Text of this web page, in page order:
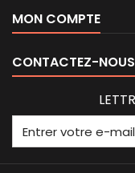
MON COMPTE
CONTACTEZ-NOUS